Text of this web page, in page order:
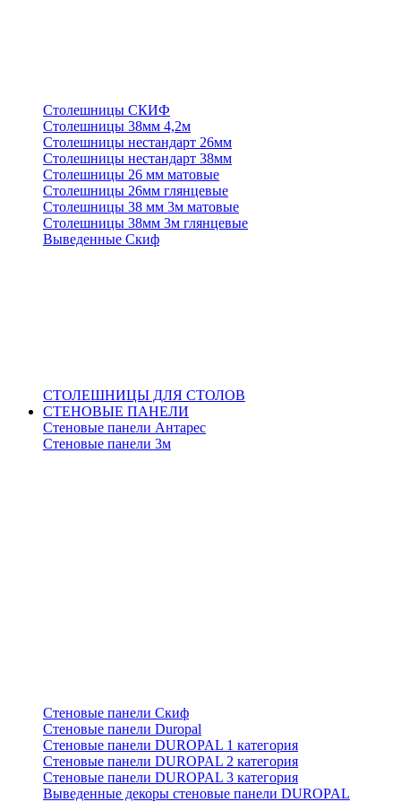
Столешницы СКИФ
Столешницы 38мм 4,2м
Столешницы нестандарт 26мм
Столешницы нестандарт 38мм
Столешницы 26 мм матовые
Столешницы 26мм глянцевые
Столешницы 38 мм 3м матовые
Столешницы 38мм 3м глянцевые
Выведенные Скиф
СТОЛЕШНИЦЫ ДЛЯ СТОЛОВ
СТЕНОВЫЕ ПАНЕЛИ
Стеновые панели Антарес
Стеновые панели 3м
Стеновые панели Скиф
Стеновые панели Duropal
Стеновые панели DUROPAL 1 категория
Стеновые панели DUROPAL 2 категория
Стеновые панели DUROPAL 3 категория
Выведенные декоры стеновые панели DUROPAL